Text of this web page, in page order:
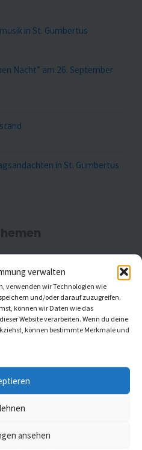
verwalten
verwenden wir Technologien wie
und/oder darauf zuzugreifen.
können wir Daten wie das
Website verarbeiten. Wenn du deine
können bestimmte Merkmale und
ansehen
in St. Gumbertus
Nacht” am 26. September
in St. Gumbertus